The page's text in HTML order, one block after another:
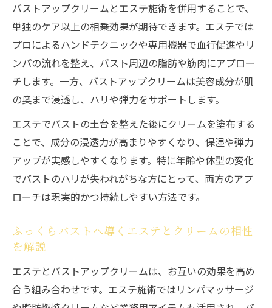
バストアップクリームとエステ施術を併用することで、
単独のケア以上の相乗効果が期待できます。エステでは
プロによるハンドテクニックや専用機器で血行促進やリ
ンパの流れを整え、バスト周辺の脂肪や筋肉にアプロー
チします。一方、バストアップクリームは美容成分が肌
の奥まで浸透し、ハリや弾力をサポートします。
エステでバストの土台を整えた後にクリームを塗布する
ことで、成分の浸透力が高まりやすくなり、保湿や弾力
アップが実感しやすくなります。特に年齢や体型の変化
でバストのハリが失われがちな方にとって、両方のアプ
ローチは現実的かつ持続しやすい方法です。
ふっくらバストへ導くエステとクリームの相性
を解説
エステとバストアップクリームは、お互いの効果を高め
合う組み合わせです。エステ施術ではリンパマッサージ